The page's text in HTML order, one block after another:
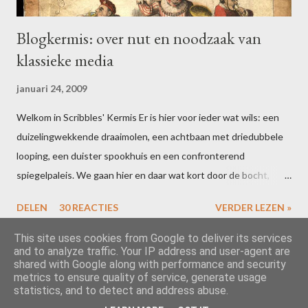
Blogkermis: over nut en noodzaak van
klassieke media
januari 24, 2009
Welkom in Scribbles' Kermis Er is hier voor ieder wat wils: een
duizelingwekkende draaimolen, een achtbaan met driedubbele
looping, een duister spookhuis en een confronterend
spiegelpaleis. We gaan hier en daar wat kort door de bocht,
voor 16 februari een blogpost over uw ervaringen in één of meer
van de attracties. Vergeet niet te linken naar deze post, dan zal
ik uw ideeën toevoegen aan de slotcarousel. Alle riemen vast?
Dan gaan we los! Het is inmiddels wetenschappelijk bewezen …
dat leerlingen het niet zo nauw nemen met het kritisch
DELEN 30 REACTIES VERDER LEZEN »
Mogelijk gemaakt door Blogger
This site uses cookies from Google to deliver its services
and to analyze traffic. Your IP address and user-agent are
shared with Google along with performance and security
metrics to ensure quality of service, generate usage
statistics, and to detect and address abuse.